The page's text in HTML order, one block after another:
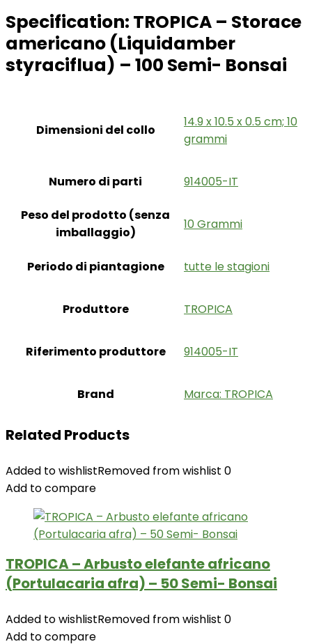
Specification: TROPICA – Storace
americano (Liquidamber
styraciflua) – 100 Semi- Bonsai
Dimensioni del collo
‎14.9 x 10.5 x 0.5 cm; 10
grammi
Numero di parti ‎914005-IT
Peso del prodotto (senza
imballaggio)
‎10 Grammi
Periodo di piantagione ‎tutte le stagioni
Produttore ‎TROPICA
Riferimento produttore ‎914005-IT
Brand Marca: TROPICA
Related Products
Added to wishlistRemoved from wishlist 0
Add to compare
TROPICA – Arbusto elefante africano
(Portulacaria afra) – 50 Semi- Bonsai
Added to wishlistRemoved from wishlist 0
Add to compare